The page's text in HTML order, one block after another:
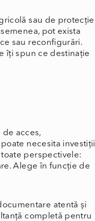
sau de protecție
pot exista
sau reconfigurări.
îți spun ce destinație
acces,
necesita investiții
perspectivele:
Alege în funcție de
atentă și
completă pentru